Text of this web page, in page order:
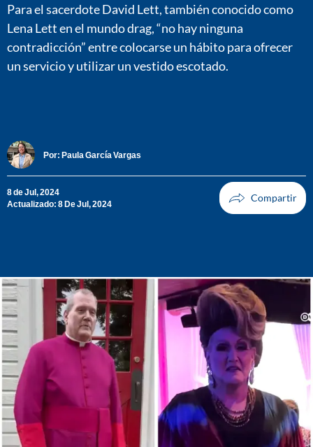
Para el sacerdote David Lett, también conocido como
Lena Lett en el mundo drag, “no hay ninguna
contradicción” entre colocarse un hábito para ofrecer
un servicio y utilizar un vestido escotado.
Por: Paula García Vargas
8 de Jul, 2024
Actualizado: 8 De Jul, 2024